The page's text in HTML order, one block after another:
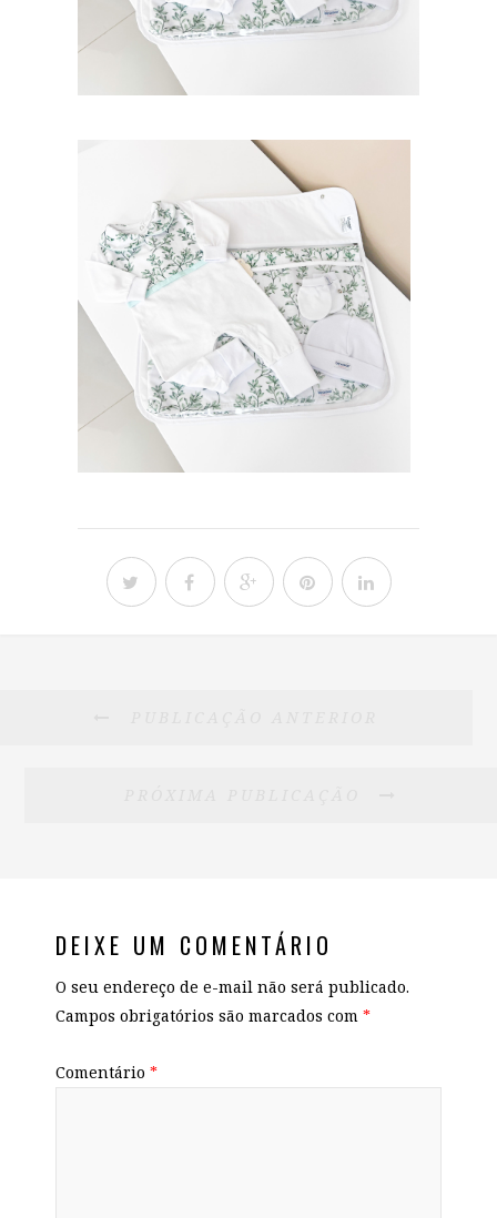
DEIXE UM COMENTÁRIO
O seu endereço de e-mail não será publicado.
Campos obrigatórios são marcados com *
Comentário *